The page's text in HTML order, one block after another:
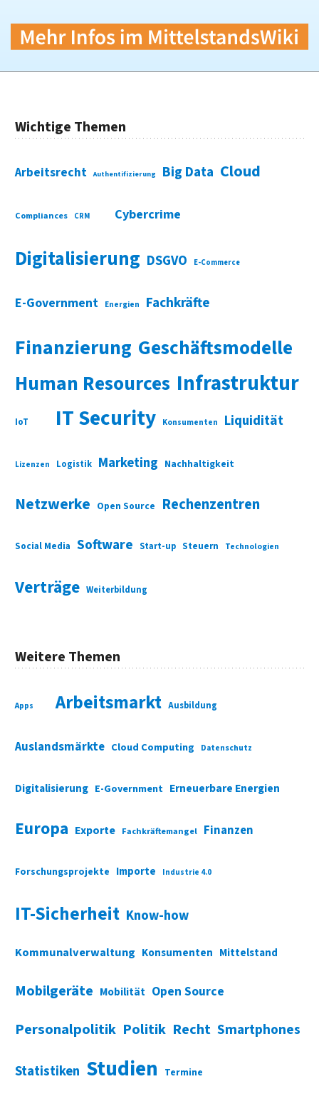
Wichtige Themen
Arbeitsrecht Authentifizierung Big Data Cloud
Compliances CRM Cybercrime
Digitalisierung DSGVO E-Commerce
E-Government Energien Fachkräfte
Finanzierung Geschäftsmodelle
Human Resources Infrastruktur
IoT IT Security Konsumenten Liquidität
Lizenzen Logistik Marketing Nachhaltigkeit
Netzwerke Open Source Rechenzentren
Social Media Software Start-up Steuern Technologien
Verträge Weiterbildung
Weitere Themen
Apps Arbeitsmarkt Ausbildung
Auslandsmärkte Cloud Computing Datenschutz
Digitalisierung E-Government Erneuerbare Energien
Europa Exporte Fachkräftemangel Finanzen
Forschungsprojekte Importe Industrie 4.0
IT-Sicherheit Know-how
Kommunalverwaltung Konsumenten Mittelstand
Mobilgeräte Mobilität Open Source
Personalpolitik Politik Recht Smartphones
Statistiken Studien Termine